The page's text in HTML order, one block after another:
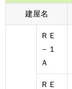
建屋名
ＲＥ
－１
Ａ
ＲＥ